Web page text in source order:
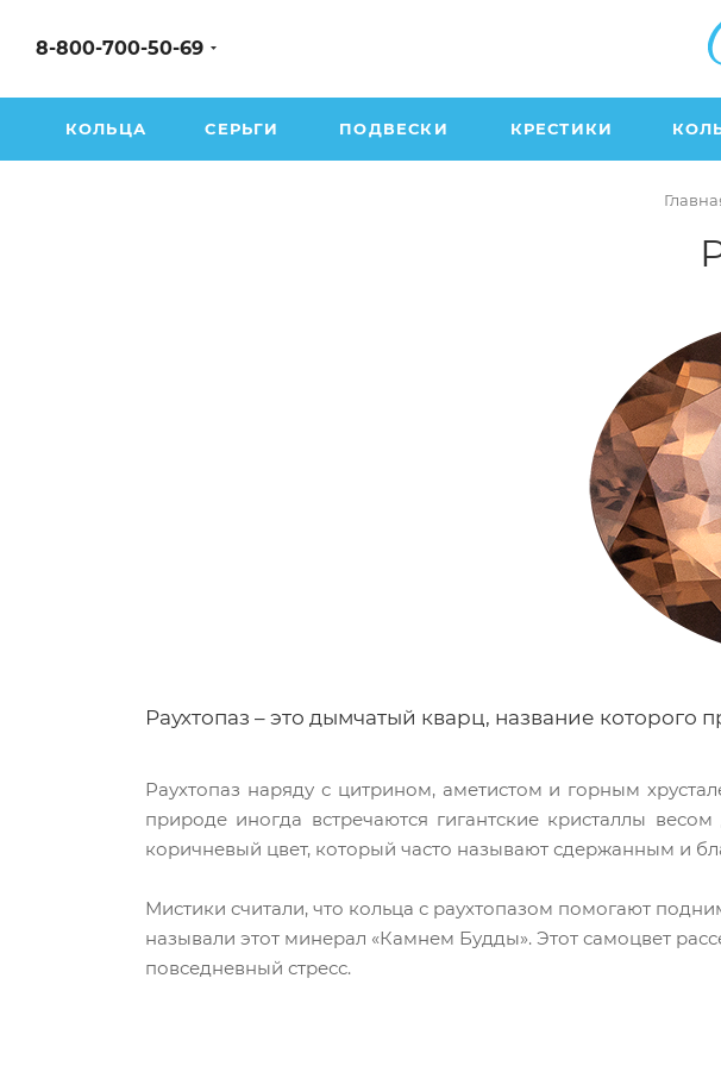
8-800-700-50-69
КОЛЬЦА СЕРЬГИ ПОДВЕСКИ КРЕСТИКИ
Раухтопаз – это дымчатый кварц, название
Раухтопаз наряду с цитрином, аметистом и горным
природе иногда встречаются гигантские кристаллы
коричневый цвет, который часто называют сдержанным и
Мистики считали, что кольца с раухтопазом помогают
называли этот минерал «Камнем Будды». Этот самоцвет
повседневный стресс.